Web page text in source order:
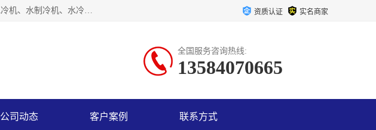
南京博盛制冷设备有限公司是冷风机厂家主营冷风机、模温机、油冷机、螺杆式冷水机、南京冷水机、水冷机、水制冷机、水冷却机、油冷却机等；凭借多年的制作经验、优秀的技术、优秀的产品质量诚信的经营理念，以一流的品质，实在的价格，在行业内享有较高的声誉。 资质认证 实名商家
全国服务咨询热线:
13584070665
公司动态 客户案例 联系方式